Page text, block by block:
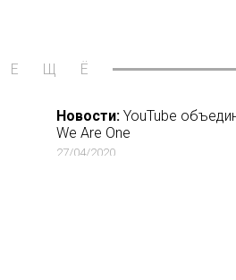
ЕЩЁ
Новости:YouTube
We Are One
27/04/2020